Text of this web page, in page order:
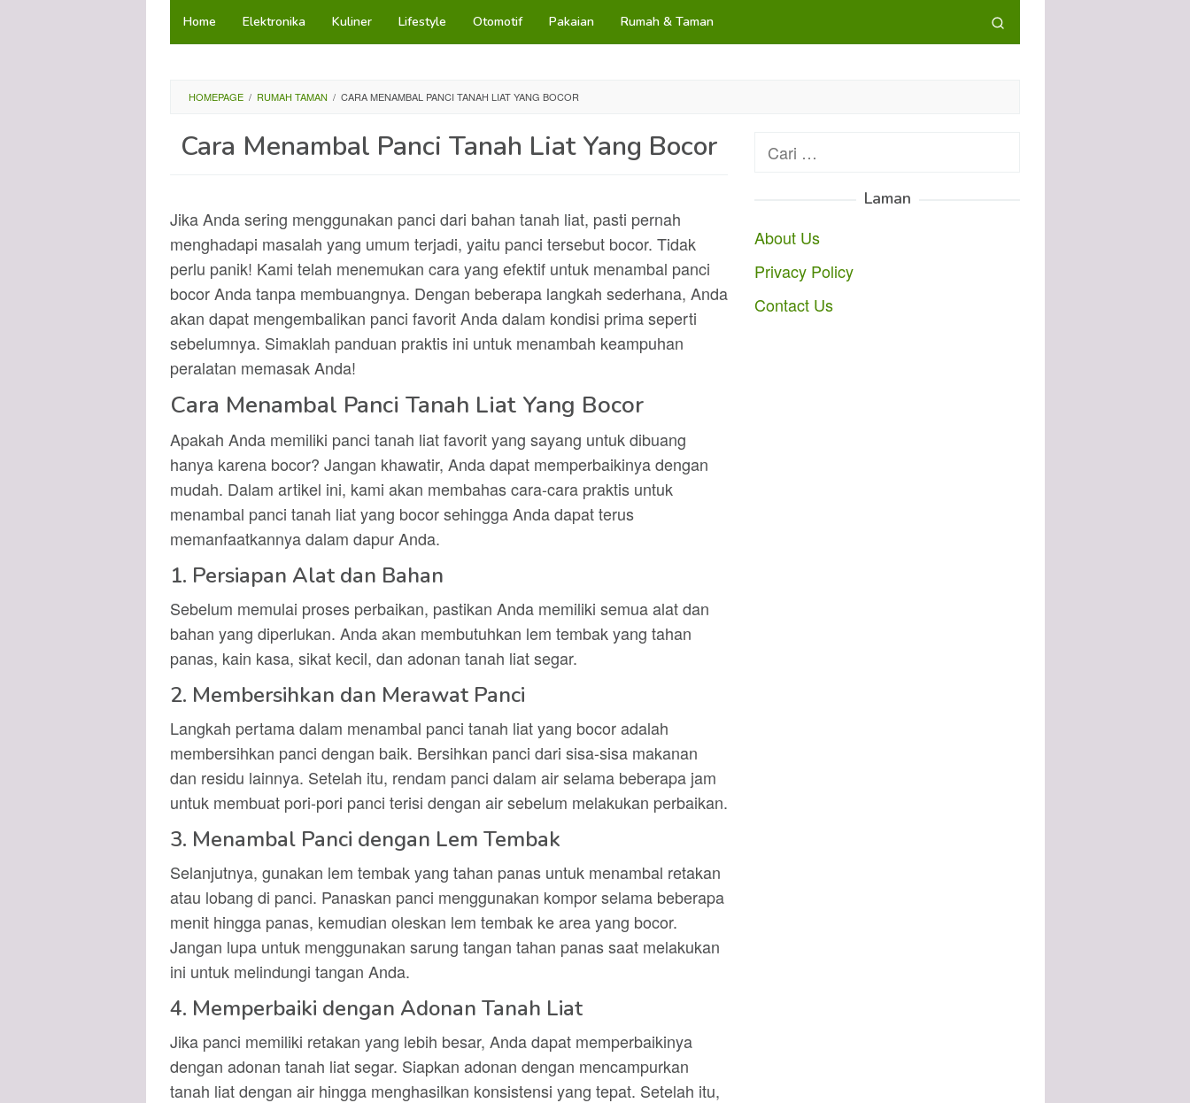
LoncatHome Elektronika Kuliner Lifestyle Otomotif Pakaian Rumah & Taman
HOMEPAGE / RUMAH TAMAN / CARA MENAMBAL PANCI TANAH LIAT YANG BOCOR
Cara Menambal Panci Tanah Liat Yang Bocor
Jika Anda sering menggunakan panci dari bahan tanah liat, pasti pernah
menghadapi masalah yang umum terjadi, yaitu panci tersebut bocor. Tidak
perlu panik! Kami telah menemukan cara yang efektif untuk menambal panci
bocor Anda tanpa membuangnya. Dengan beberapa langkah sederhana, Anda
akan dapat mengembalikan panci favorit Anda dalam kondisi prima seperti
sebelumnya. Simaklah panduan praktis ini untuk menambah keampuhan
peralatan memasak Anda!
Cara Menambal Panci Tanah Liat Yang Bocor
Apakah Anda memiliki panci tanah liat favorit yang sayang untuk dibuang
hanya karena bocor? Jangan khawatir, Anda dapat memperbaikinya dengan
mudah. Dalam artikel ini, kami akan membahas cara-cara praktis untuk
menambal panci tanah liat yang bocor sehingga Anda dapat terus
memanfaatkannya dalam dapur Anda.
1. Persiapan Alat dan Bahan
Sebelum memulai proses perbaikan, pastikan Anda memiliki semua alat dan
bahan yang diperlukan. Anda akan membutuhkan lem tembak yang tahan
panas, kain kasa, sikat kecil, dan adonan tanah liat segar.
2. Membersihkan dan Merawat Panci
Langkah pertama dalam menambal panci tanah liat yang bocor adalah
membersihkan panci dengan baik. Bersihkan panci dari sisa-sisa makanan
dan residu lainnya. Setelah itu, rendam panci dalam air selama beberapa jam
untuk membuat pori-pori panci terisi dengan air sebelum melakukan perbaikan.
3. Menambal Panci dengan Lem Tembak
Selanjutnya, gunakan lem tembak yang tahan panas untuk menambal retakan
atau lobang di panci. Panaskan panci menggunakan kompor selama beberapa
menit hingga panas, kemudian oleskan lem tembak ke area yang bocor.
Jangan lupa untuk menggunakan sarung tangan tahan panas saat melakukan
ini untuk melindungi tangan Anda.
4. Memperbaiki dengan Adonan Tanah Liat
Jika panci memiliki retakan yang lebih besar, Anda dapat memperbaikinya
dengan adonan tanah liat segar. Siapkan adonan dengan mencampurkan
tanah liat dengan air hingga menghasilkan konsistensi yang tepat. Setelah itu,
Cari
Laman
About Us
Privacy Policy
Contact Us